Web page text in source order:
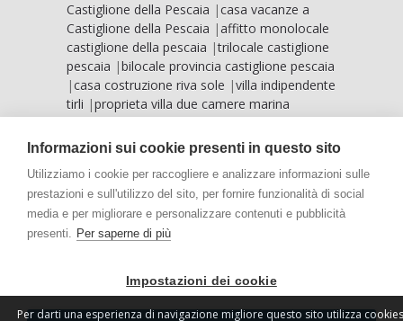
Castiglione della Pescaia |casa vacanze a
Castiglione della Pescaia |affitto monolocale
castiglione della pescaia |trilocale castiglione
pescaia |bilocale provincia castiglione pescaia
|casa costruzione riva sole |villa indipendente
tirli |proprieta villa due camere marina
grosseto|vista mare castiglione pescaia|villa
mare riva sole|case vista mare marina
villa vista mare punta ala
STABILIMENTO BALNEARE 'LA PERLA'
CHI SIAMO
CONTATTI
VENDITE AFFITTI
Informazioni sui cookie presenti in questo sito
Utilizziamo i cookie per raccogliere e analizzare informazioni sulle
prestazioni e sull'utilizzo del sito, per fornire funzionalità di social
media e per migliorare e personalizzare contenuti e pubblicità
presenti. Per saperne di più
Impostazioni dei cookie
Per darti una esperienza di navigazione migliore questo sito utilizza cookies